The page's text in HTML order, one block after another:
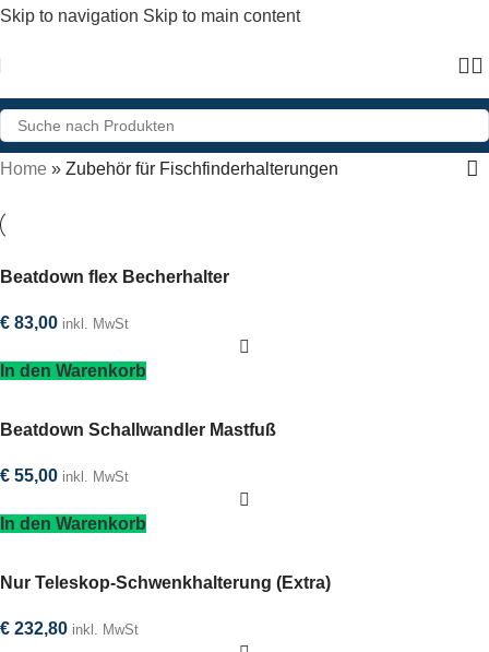
Skip to navigation Skip to main content
Home » Zubehör für Fischfinderhalterungen
Beatdown flex Becherhalter
€ 83,00 inkl. MwSt
In den Warenkorb
Beatdown Schallwandler Mastfuß
€ 55,00 inkl. MwSt
In den Warenkorb
Nur Teleskop-Schwenkhalterung (Extra)
€ 232,80 inkl. MwSt